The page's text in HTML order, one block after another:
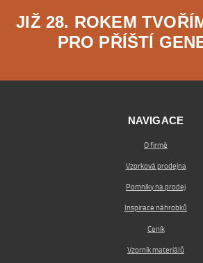
JIŽ 28. ROKEM
PRO PŘÍŠTÍ
NAVIGACE
O firmě
Vzorková prodejna
Pomníky na prodej
Inspirace náhrobků
Ceník
Vzorník materiálů